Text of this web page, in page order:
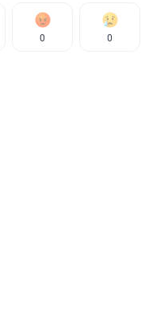
0 0